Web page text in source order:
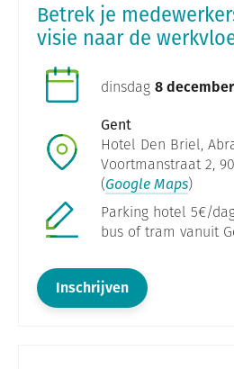
Betrek je
visie naar de
dinsdag 8
Gent
Hotel Den Briel,
Voortmanstraat 2,
(Google Maps)
Parking hotel 5€/
bus of tram vanuit
Inschrijven